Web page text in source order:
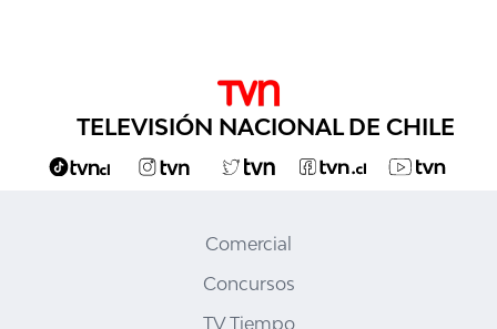
TELEVISIÓN NACIONAL DE CHILE
Comercial
Concursos
TV Tiempo